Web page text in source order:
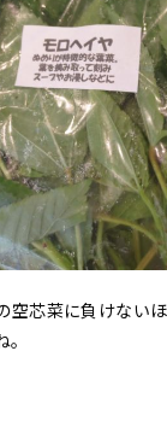
空芯菜に負けない